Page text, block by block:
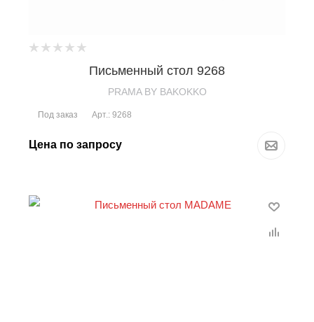
Письменный стол 9268
PRAMA BY BAKOKKO
Под заказ Арт.: 9268
Цена по запросу